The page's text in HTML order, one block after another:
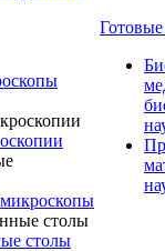
столы